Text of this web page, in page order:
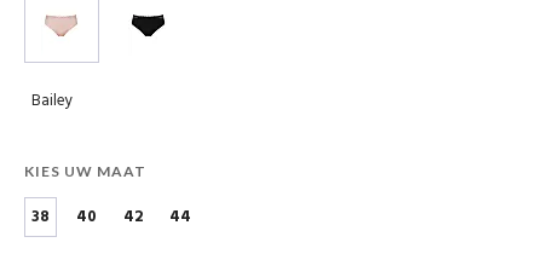
Bailey
KIES UW MAAT
38 40 42 44